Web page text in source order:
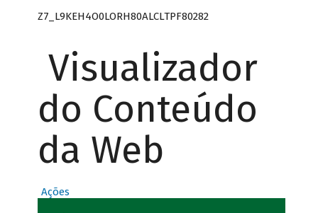
Z7_L9KEH4O0LORH80ALCLTPF80282
Visualizador
do Conteúdo
da Web
Ações